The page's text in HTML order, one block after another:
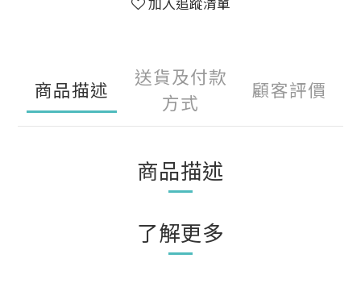
商品描述
送貨及付款
方式
顧客評價
商品描述
了解更多